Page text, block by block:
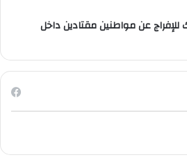
للإفراج عن مواطنين مقتادين داخل